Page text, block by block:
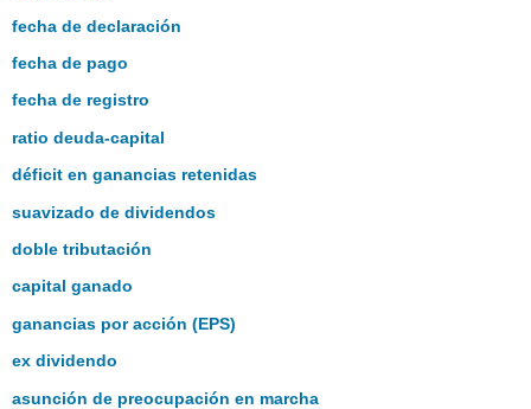
fecha de declaración
fecha de pago
fecha de registro
ratio deuda-capital
déficit en ganancias retenidas
suavizado de dividendos
doble tributación
capital ganado
ganancias por acción (EPS)
ex dividendo
asunción de preocupación en marcha